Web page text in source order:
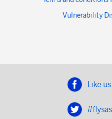
Vulnerability
Like us
#flysas